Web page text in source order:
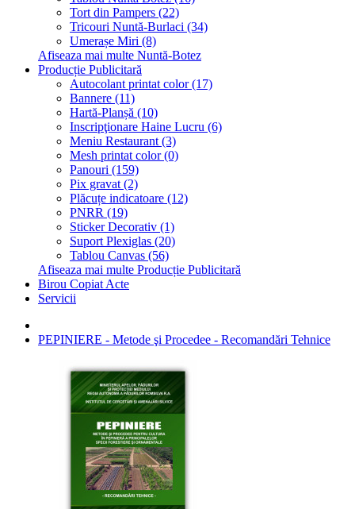
Tort din Pampers (22)
Tricouri Nuntă-Burlaci (34)
Umerașe Miri (8)
Afiseaza mai multe Nuntă-Botez
Producție Publicitară
Autocolant printat color (17)
Bannere (11)
Hartă-Planșă (10)
Inscripţionare Haine Lucru (6)
Meniu Restaurant (3)
Mesh printat color (0)
Panouri (159)
Pix gravat (2)
Plăcuțe indicatoare (12)
PNRR (19)
Sticker Decorativ (1)
Suport Plexiglas (20)
Tablou Canvas (56)
Afiseaza mai multe Producție Publicitară
Birou Copiat Acte
Servicii
PEPINIERE - Metode şi Procedee - Recomandări Tehnice